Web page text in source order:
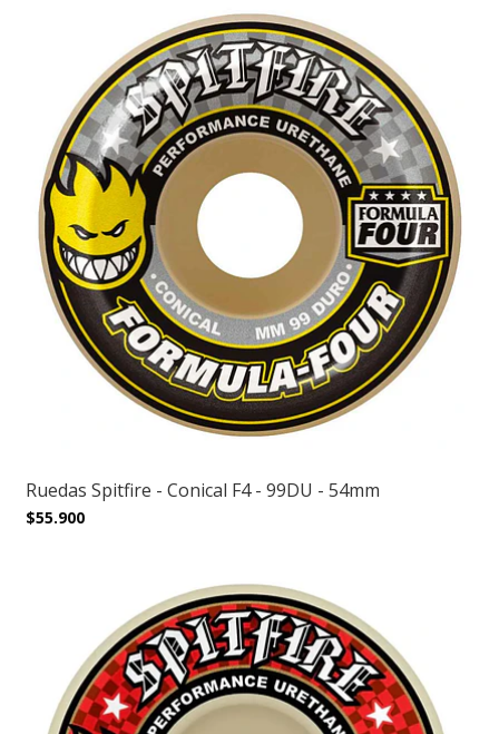
Ruedas Spitfire - Conical F4 - 99DU - 54mm
$55.900